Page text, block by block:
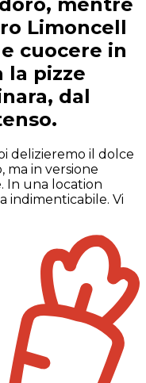
Limoncell
cuocere in
la pizze
dal
delizieremo il dolce
ma in versione
In una location
indimenticabile. Vi